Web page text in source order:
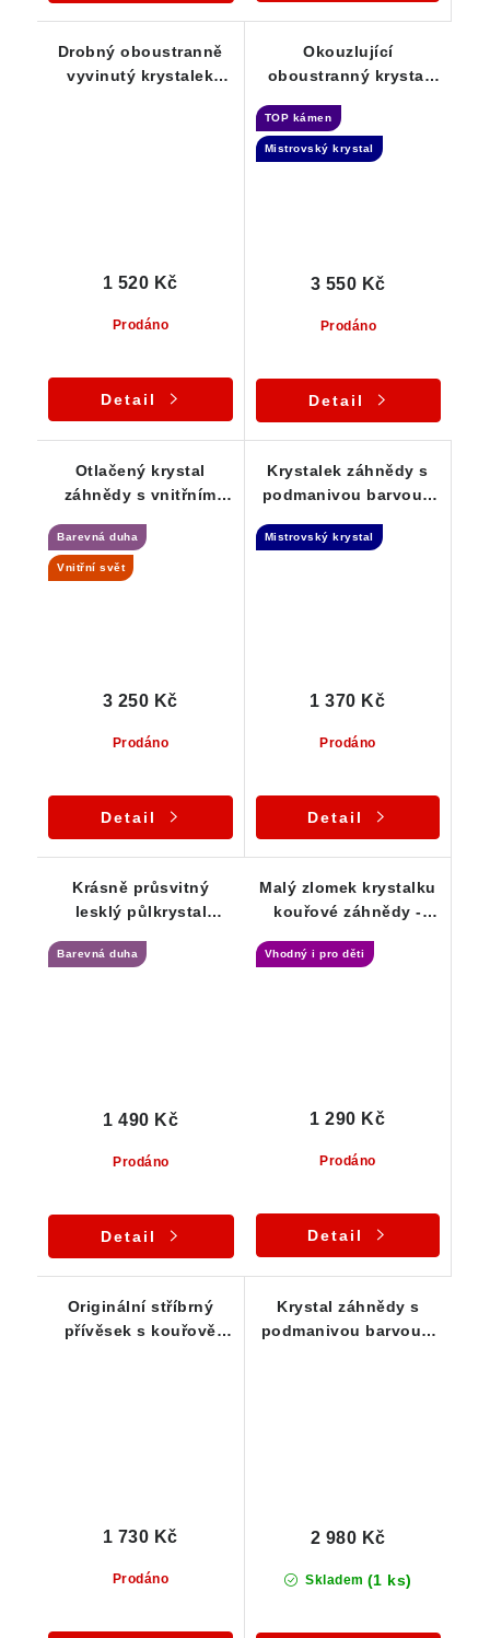
Drobný oboustranně
vyvinutý krystalek
Prodáno
1 520 Kč
Detail
Okouzlující
oboustranný krystal
Elestial dar Andělů
TOP kámen
Mistrovský krystal
Prodáno
3 550 Kč
Detail
Otlačený krystal
záhnědy s vnitřním
drobným skorylem
Barevná duha
Vnitřní svět
Prodáno
3 250 Kč
Detail
Krystalek záhnědy s
podmanivou barvou -
Mistrovský krystal
Prodáno
1 370 Kč
Detail
Krásně průsvitný
lesklý půlkrystal
duhou - přívěsek
Barevná duha
Prodáno
1 490 Kč
Detail
Malý zlomek krystalku
kouřové záhnědy -
Vhodný i pro děti
Prodáno
1 290 Kč
Detail
Originální stříbrný
přívěsek s kouřově
Prodáno
1 730 Kč
Krystal záhnědy s
podmanivou barvou a
Skladem (1 ks)
2 980 Kč